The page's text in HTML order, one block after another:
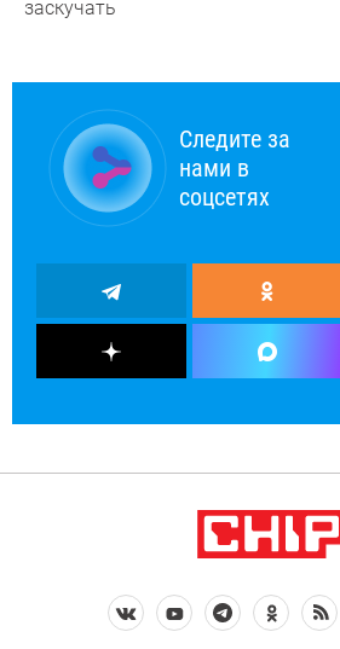
заскучать
Следите за
нами в
соцсетях